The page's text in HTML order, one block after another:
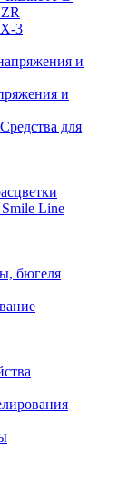
3
и
Средства для
Line
бюгеля